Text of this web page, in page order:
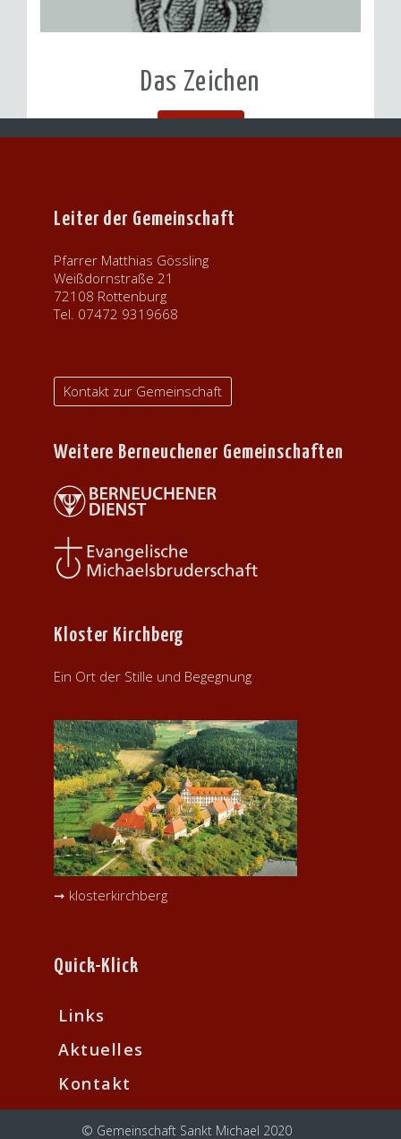
Das Zeichen
Leiter der Gemeinschaft
Pfarrer Matthias Gössling
Weißdornstraße 21
72108 Rottenburg
Tel. 07472 9319668
Kontakt zur Gemeinschaft
Weitere Berneuchener Gemeinschaften
Kloster Kirchberg
Ein Ort der Stille und Begegnung
➞ klosterkirchberg
Quick-Klick
Links
Aktuelles
Kontakt
© Gemeinschaft Sankt Michael 2020